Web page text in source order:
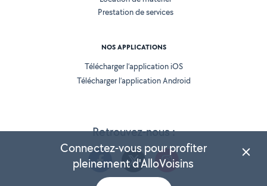
Retrouvez-nous :
Prestation de services
NOS APPLICATIONS
Télécharger l’application iOS
Télécharger l’application Android
Connectez-vous pour profiter
pleinement d'AlloVoisins